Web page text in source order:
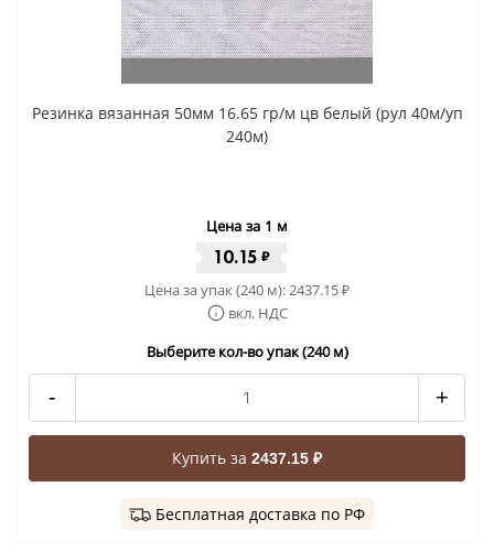
Резинка вязанная 50мм 16.65 гр/м цв белый (рул 40м/уп
240м)
Цена за 1 м
10.15 ₽
Цена за упак (240 м): 2437.15₽
вкл. НДС
Выберите кол-во упак (240 м)
- +
Купить за 2437.15 ₽
Бесплатная доставка по РФ